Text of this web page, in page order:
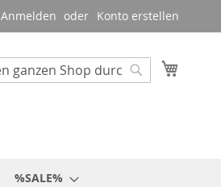
Anmelden Konto erstellen
%SALE%